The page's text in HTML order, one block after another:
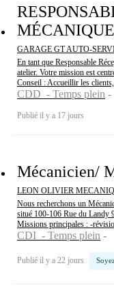
GARAGE GT AUTO-
En tant que Responsable
atelier. Votre mission est
Conseil : Accueillir les
CDD - Temps plein
Publié il y a 17 jours
Mécanicien/
LEON OLIVIER
Nous recherchons un
situé 100-106 Rue du Landy
Missions principales : -
CDI - Temps plein
Publié il y a 22 jours